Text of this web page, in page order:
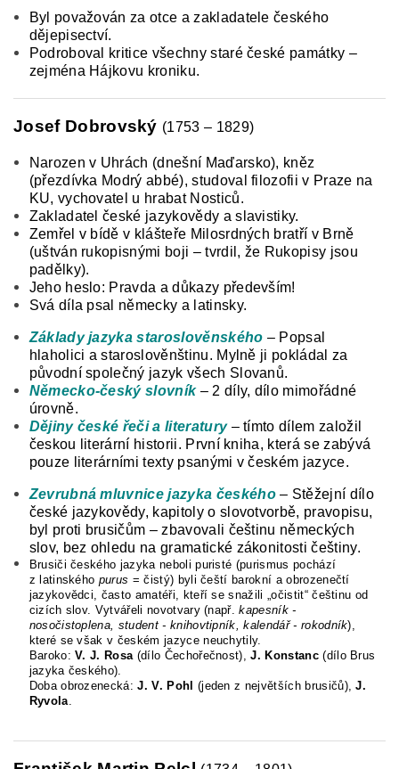
Byl považován za otce a zakladatele českého
dějepisectví.
Podroboval kritice všechny staré české památky –
zejména Hájkovu kroniku.
Josef Dobrovský (1753 – 1829)
Narozen v Uhrách (dnešní Maďarsko), kněz
(přezdívka Modrý abbé), studoval filozofii v Praze na
KU, vychovatel u hrabat Nosticů.
Zakladatel české jazykovědy a slavistiky.
Zemřel v bídě v klášteře Milosrdných bratří v Brně
(uštván rukopisnými boji – tvrdil, že Rukopisy jsou
padělky).
Jeho heslo: Pravda a důkazy především!
Svá díla psal německy a latinsky.
Základy jazyka staroslověnského – Popsal
hlaholici a staroslověnštinu. Mylně ji pokládal za
původní společný jazyk všech Slovanů.
Německo-český slovník – 2 díly, dílo mimořádné
úrovně.
Dějiny české řeči a literatury– tímto dílem založil
českou literární historii. První kniha, která se zabývá
pouze literárními texty psanými v českém jazyce.
Zevrubná mluvnice jazyka českého – Stěžejní dílo
české jazykovědy, kapitoly o slovotvorbě, pravopisu,
byl proti brusičům – zbavovali češtinu německých
slov, bez ohledu na gramatické zákonitosti češtiny.
Brusiči českého jazyka neboli puristé (purismus pochází
z latinského purus = čistý) byli čeští barokní a obrozenečtí
jazykovědci, často amatéři, kteří se snažili „očistit“ češtinu od
cizích slov. Vytvářeli novotvary (např.kapesník -
nosočistoplena, student - knihovtipník, kalendář - rokodník),
které se však v českém jazyce neuchytily.
Baroko:V. J. Rosa (dílo Čechořečnost),J. Konstanc(dílo Brus
jazyka českého).
Doba obrozenecká:J. V. Pohl (jeden z největších brusičů),J.
Ryvola